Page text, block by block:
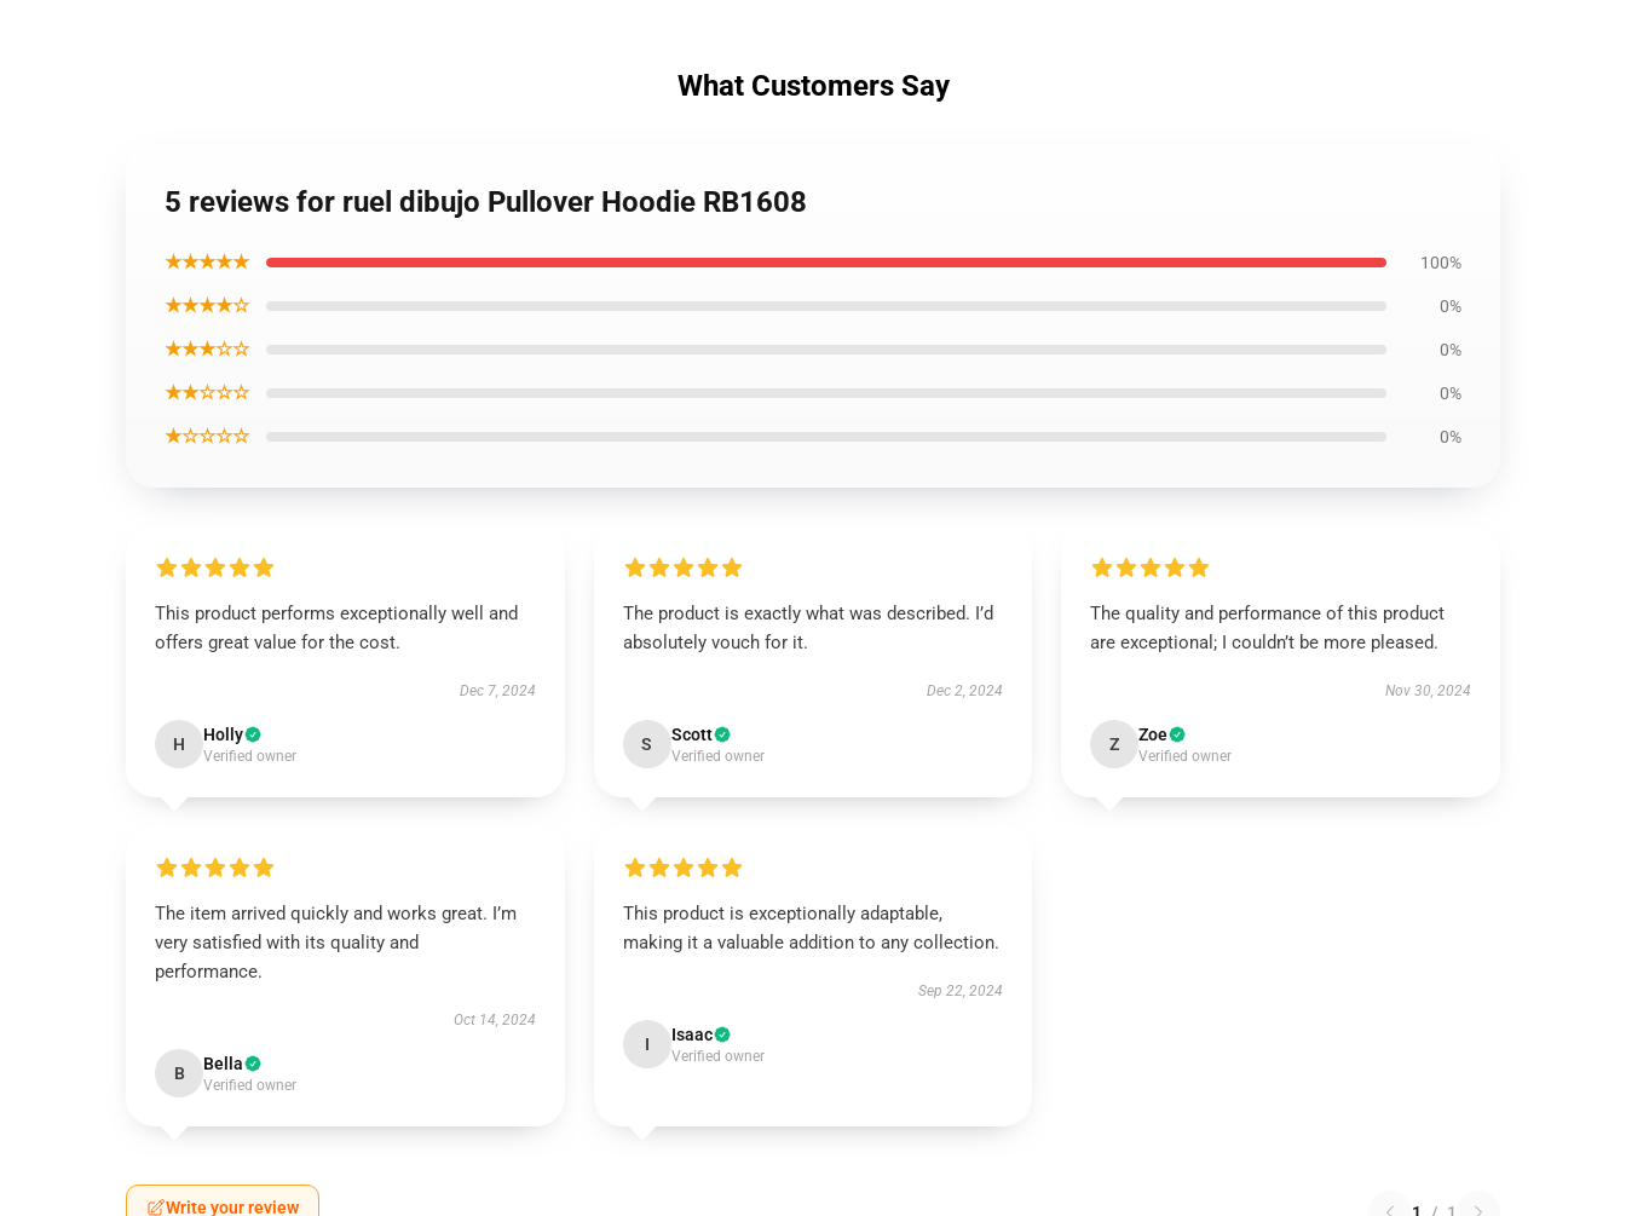
What Customers Say
5 reviews for ruel dibujo Pullover Hoodie RB1608
★★★★★ 100%
★★★★☆ 0%
★★★☆☆ 0%
★★☆☆☆ 0%
★☆☆☆☆ 0%
This product performs exceptionally well and
offers great value for the cost.
Dec 7, 2024
H Holly
Verified owner
The product is exactly what was described. I’d
absolutely vouch for it.
Dec 2, 2024
S Scott
Verified owner
The quality and performance of this product
are exceptional; I couldn’t be more pleased.
Nov 30, 2024
Z Zoe
Verified owner
The item arrived quickly and works great. I’m
very satisfied with its quality and
performance.
Oct 14, 2024
B Bella
Verified owner
This product is exceptionally adaptable,
making it a valuable addition to any collection.
Sep 22, 2024
I Isaac
Verified owner
Write your review